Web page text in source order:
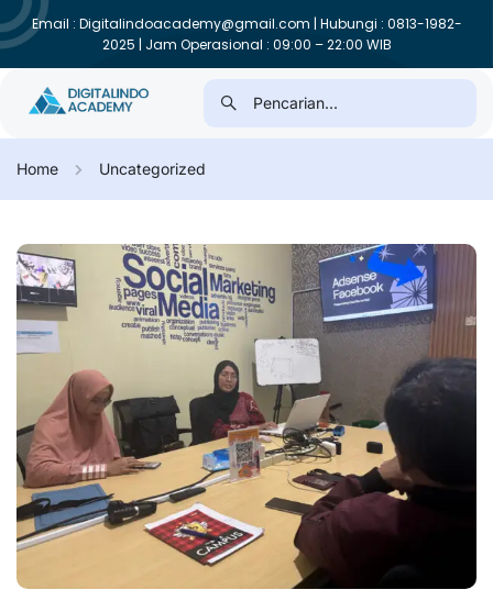
Email : Digitalindoacademy@gmail.com | Hubungi : 0813-1982-
2025 | Jam Operasional : 09:00 – 22:00 WIB
Home Uncategorized